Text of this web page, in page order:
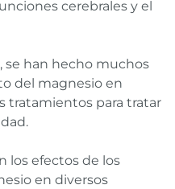
cerebrales y el
se han hecho muchos
del magnesio en
tratamientos para tratar
los efectos de los
en diversos